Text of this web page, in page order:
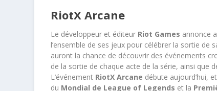
RiotX Arcane
Le développeur et éditeur Riot Games annonce
l’ensemble de ses jeux pour célébrer la sortie
auront la chance de découvrir des événements
de la sortie de chaque acte de la série, ainsi que
L’événement RiotX Arcane débute aujourd’hui,
du Mondial de League of Legends et la